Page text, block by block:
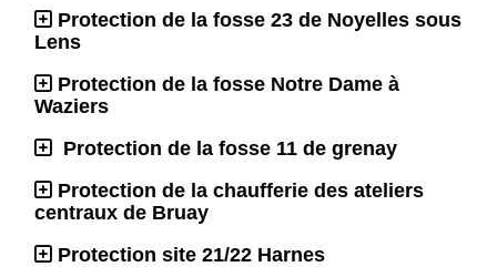
Protection de la fosse 23 de Noyelles sous
Lens
Protection de la fosse Notre Dame à
Waziers
Protection de la fosse 11 de grenay
Protection de la chaufferie des ateliers
centraux de Bruay
Protection site 21/22 Harnes